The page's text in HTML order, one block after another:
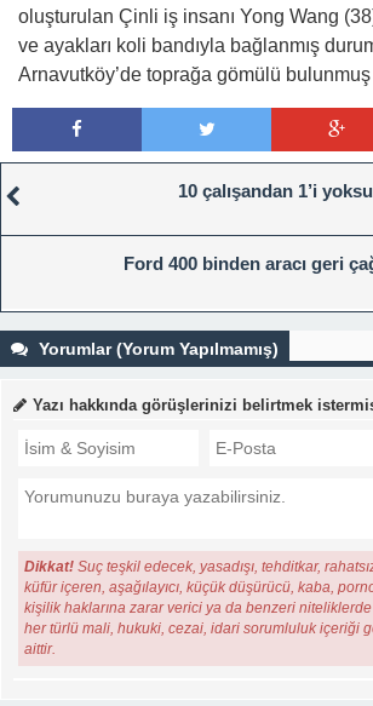
oluşturulan Çinli iş insanı Yong Wang
ve ayakları koli bandıyla bağlanmış
Arnavutköy’de toprağa gömülü
10 çalışandan 1’i
Ford 400 binden aracı geri
Yorumlar (Yorum Yapılmamış)
Yazı hakkında görüşlerinizi belirtmek
Dikkat! Suç teşkil edecek, yasadışı, tehditkar,
küfür içeren, aşağılayıcı, küçük düşürücü, kaba,
kişilik haklarına zarar verici ya da benzeri
her türlü mali, hukuki, cezai, idari sorumluluk içeriği
aittir.